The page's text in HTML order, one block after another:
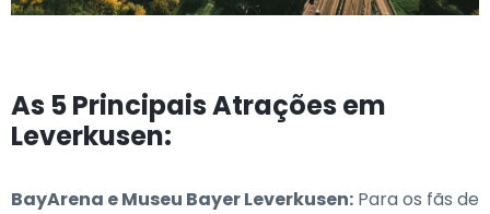
As 5 Principais Atrações em
Leverkusen:
BayArena e Museu Bayer Leverkusen: Para os fãs de